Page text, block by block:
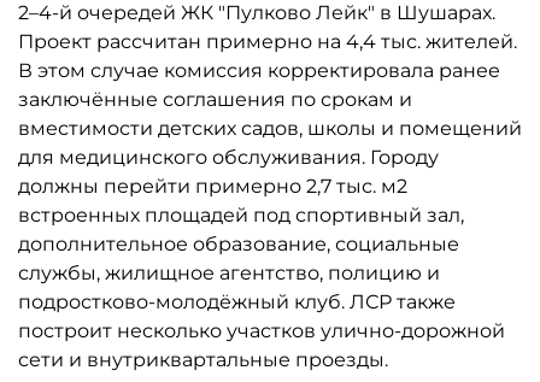
2–4-й очередей ЖК "Пулково Лейк" в Шушарах.
Проект рассчитан примерно на 4,4 тыс. жителей.
В этом случае комиссия корректировала ранее
заключённые соглашения по срокам и
вместимости детских садов, школы и помещений
для медицинского обслуживания. Городу
должны перейти примерно 2,7 тыс. м2
встроенных площадей под спортивный зал,
дополнительное образование, социальные
службы, жилищное агентство, полицию и
подростково-молодёжный клуб. ЛСР также
построит несколько участков улично-дорожной
сети и внутриквартальные проезды.